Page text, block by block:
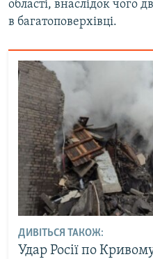
області, внаслідок чого
в багатоповерхівці.
ДИВІТЬСЯ ТАКОЖ:
Удар Росії по